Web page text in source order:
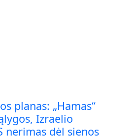
planas: „Hamas“
Izraelio
nerimas dėl sienos